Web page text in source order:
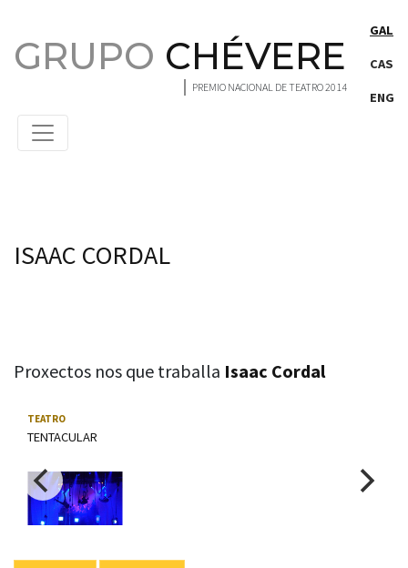
GRUPO CHÉVERE
PREMIO NACIONAL DE TEATRO 2014
GAL
CAS
ENG
Persons
ISAAC CORDAL
Proxectos nos que traballa Isaac Cordal
Usa as teclas frecha esquerda e dereita para navegar; tamén
TEATRO
TENTACULAR